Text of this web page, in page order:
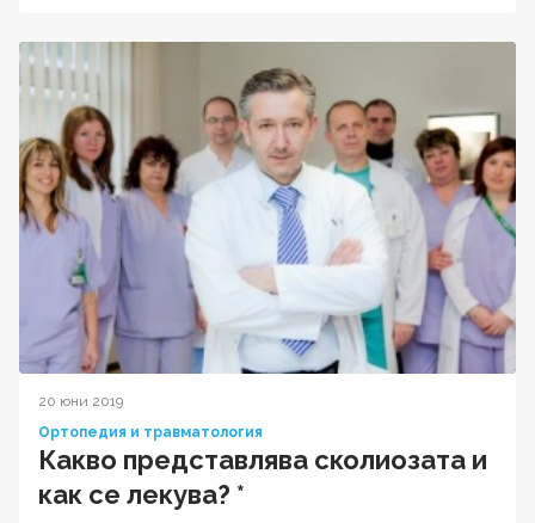
20 юни 2019
Ортопедия и травматология
Какво представлява сколиозата и
как се лекува? *